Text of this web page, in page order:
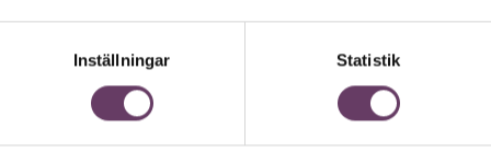
Inställningar Statistik
ett svårt men viktigt arbete.
med varandra. Ibland kan det vara
att upprätta en god balans